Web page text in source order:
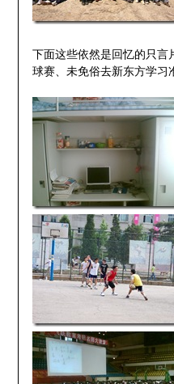
下面这些依然是回忆的只言
球赛、未免俗去新东方学习